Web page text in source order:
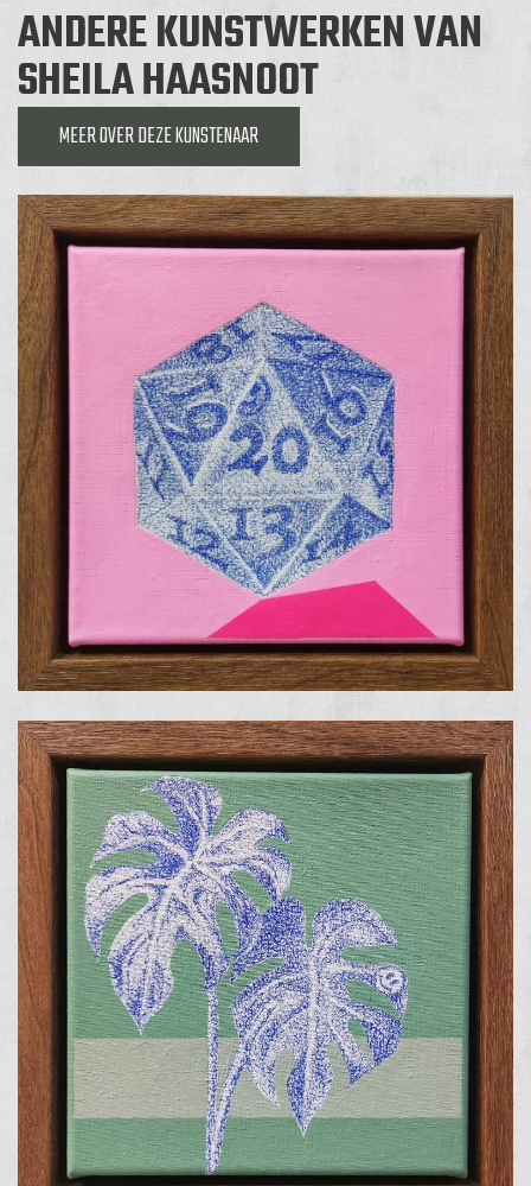
ANDERE KUNSTWERKEN VAN
SHEILA HAASNOOT
MEER OVER DEZE KUNSTENAAR